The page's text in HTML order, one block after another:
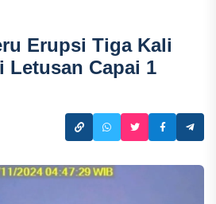
Erupsi Tiga Kali
Letusan Capai 1